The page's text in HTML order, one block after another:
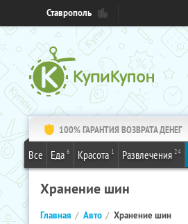
Ставрополь
100% ГАРАНТИЯ ВОЗВРАТА ДЕНЕГ
Все Еда 6 Красота 1 Развлечения 24
Хранение шин
Главная Авто Хранение шин